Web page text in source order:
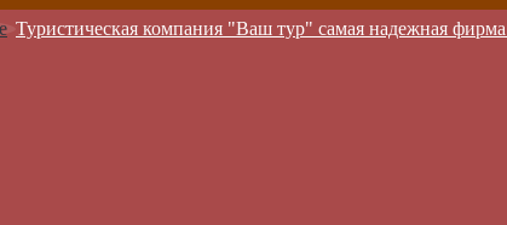
Туристическая компания "Ваш тур" самая надежная